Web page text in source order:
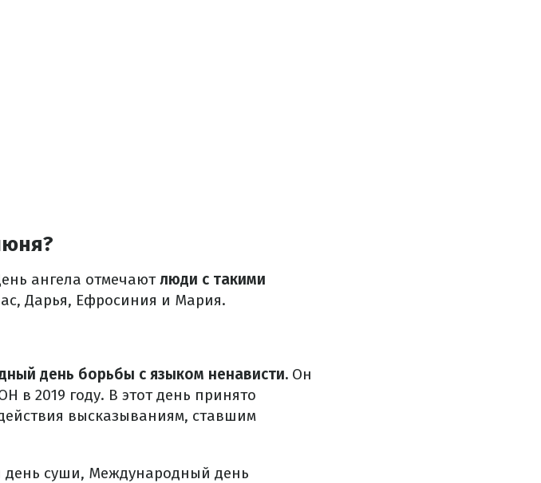
ангела отмечаютлюди с такими
Дарья, Ефросиния и Мария.
день борьбы с языком ненависти. Он
в 2019 году. В этот день принято
высказываниям, ставшим
суши, Международный день